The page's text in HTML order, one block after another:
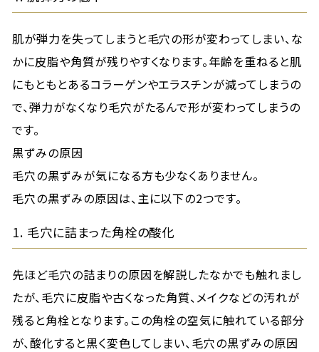
肌が弾力を失ってしまうと毛穴の形が変わってしまい、な
かに皮脂や角質が残りやすくなります。年齢を重ねると肌
にもともとあるコラーゲンやエラスチンが減ってしまうの
で、弾力がなくなり毛穴がたるんで形が変わってしまうの
です。
黒ずみの原因
毛穴の黒ずみが気になる方も少なくありません。
毛穴の黒ずみの原因は、主に以下の2つです。
1. 毛穴に詰まった角栓の酸化
先ほど毛穴の詰まりの原因を解説したなかでも触れまし
たが、毛穴に皮脂や古くなった角質、メイクなどの汚れが
残ると角栓となります。この角栓の空気に触れている部分
が、酸化すると黒く変色してしまい、毛穴の黒ずみの原因